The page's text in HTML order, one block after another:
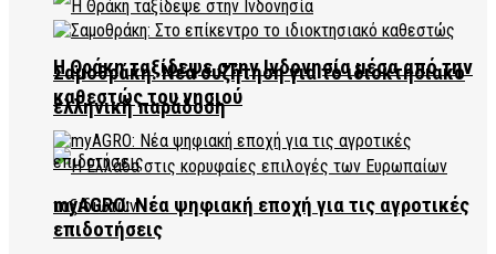
Η Θράκη ταξίδεψε στην Ινδονησία μέσα από την
ελληνική παράδοση
Σαμοθράκη: Νέα συζήτηση για το ιδιοκτησιακό
καθεστώς του νησιού
myAGRO: Νέα ψηφιακή εποχή για τις αγροτικές
επιδοτήσεις